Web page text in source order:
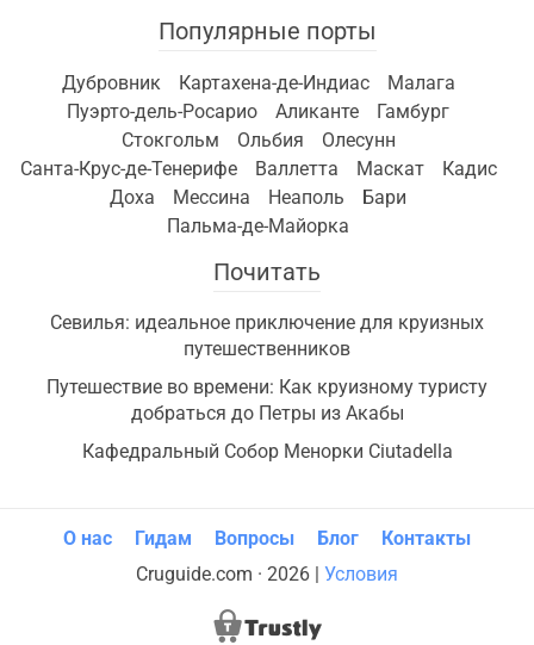
Популярные порты
Дубровник Картахена-де-Индиас
Малага
Пуэрто-дель-Росарио
Аликанте
Гамбург
Стокгольм
Ольбия
Олесунн
Санта-Крус-де-Тенерифе
Валлетта Маскат
Кадис
Доха
Мессина Неаполь
Бари
Пальма-де-Майорка
Почитать
Севилья: идеальное приключение для круизных
путешественников
Путешествие во времени: Как круизному туристу
добраться до Петры из Акабы
Кафедральный Собор Менорки Ciutadella
Cruguide.com · 2026 | Условия
О нас Гидам Вопросы Блог Контакты